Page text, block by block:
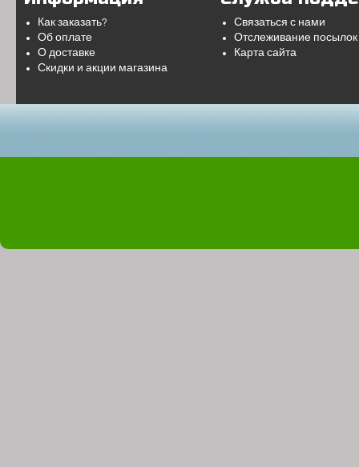
Как заказать?
Об оплате
О доставке
Скидки и акции магазина
Связаться с нами
Отслеживание посылок
Карта сайта